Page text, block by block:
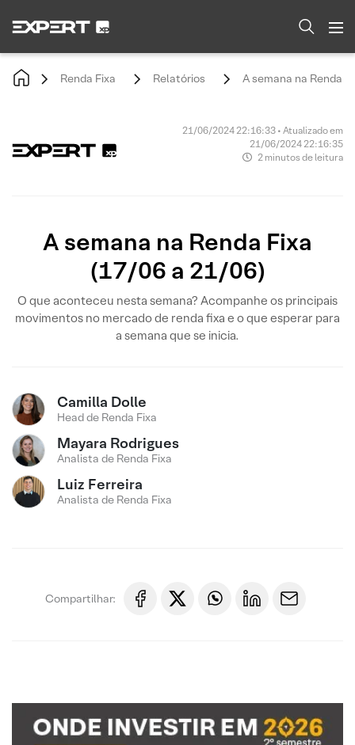
Renda Fixa Relatórios A semana na Renda
21/06/2024 22:16:33 • Atualizado em
21/06/2024 22:16:35
2 minutos de leitura
A semana na Renda Fixa
(17/06 a 21/06)
O que aconteceu nesta semana? Acompanhe os principais
movimentos no mercado de renda fixa e o que esperar para
a semana que se inicia.
Camilla Dolle
Head de Renda Fixa
Mayara Rodrigues
Analista de Renda Fixa
Luiz Ferreira
Analista de Renda Fixa
Compartilhar: